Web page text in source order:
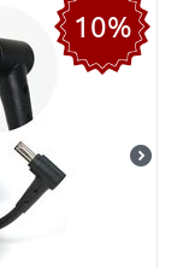
10%